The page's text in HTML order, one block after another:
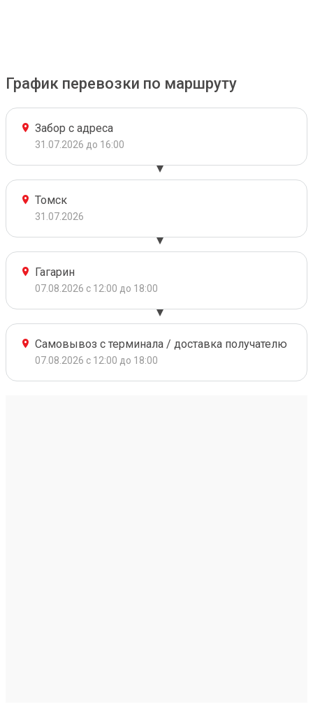
График перевозки по маршруту
Забор с адреса
31.07.2026 до 16:00
Томск
31.07.2026
Гагарин
07.08.2026 с 12:00 до 18:00
Самовывоз с терминала / доставка получателю
07.08.2026 с 12:00 до 18:00